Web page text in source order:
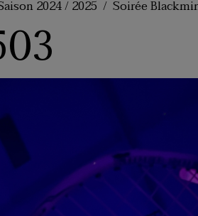
2024 / 2025 Soirée